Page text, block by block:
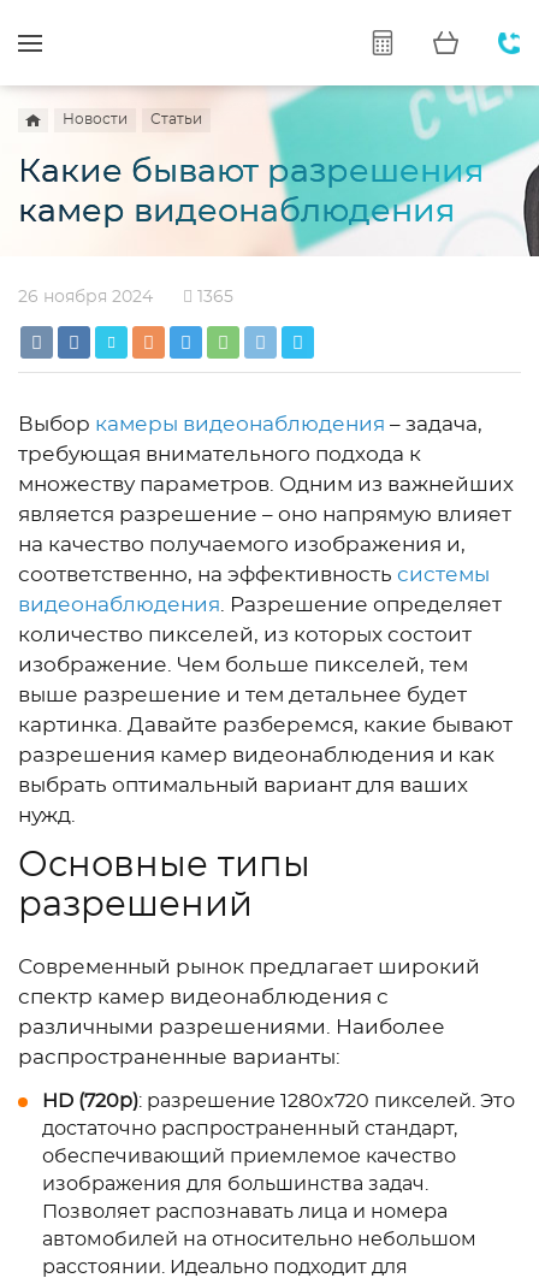
Новости Статьи
Какие бывают разрешения
камер видеонаблюдения
26 ноября 2024 1365
Выбор камеры видеонаблюдения – задача,
требующая внимательного подхода к
множеству параметров. Одним из важнейших
является разрешение – оно напрямую влияет
на качество получаемого изображения и,
соответственно, на эффективность системы
видеонаблюдения . Разрешение определяет
количество пикселей, из которых состоит
изображение. Чем больше пикселей, тем
выше разрешение и тем детальнее будет
картинка. Давайте разберемся, какие бывают
разрешения камер видеонаблюдения и как
выбрать оптимальный вариант для ваших
нужд.
Основные типы
разрешений
Современный рынок предлагает широкий
спектр камер видеонаблюдения с
различными разрешениями. Наиболее
распространенные варианты:
HD (720p): разрешение 1280x720 пикселей. Это
достаточно распространенный стандарт,
обеспечивающий приемлемое качество
изображения для большинства задач.
Позволяет распознавать лица и номера
автомобилей на относительно небольшом
расстоянии. Идеально подходит для